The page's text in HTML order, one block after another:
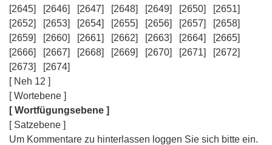
[2645]
[2646] [2647] [2648] [2649] [2650]
[2651]
[2652]
[2653] [2654] [2655] [2656] [2657]
[2658]
[2659]
[2660] [2661] [2662] [2663] [2664]
[2665]
[2666]
[2667] [2668] [2669] [2670] [2671]
[2672]
[2673]
[2674]
[ Neh 12 ]
[ Wortebene ]
[ Wortfügungsebene ]
[ Satzebene ]
Um Kommentare zu hinterlassen loggen Sie sich bitte ein.